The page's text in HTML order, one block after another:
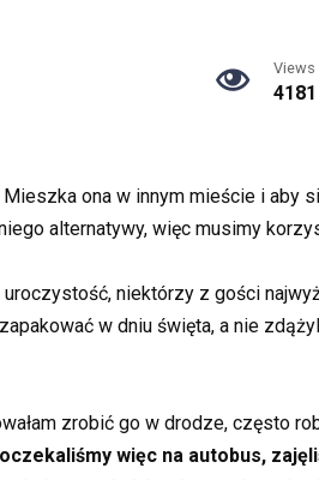
Views
4181
Mieszka ona w innym mieście i aby
alternatywy, więc musimy
niektórzy z gości
w dniu święta, a nie
zrobić go w drodze, często
więc na autobus,